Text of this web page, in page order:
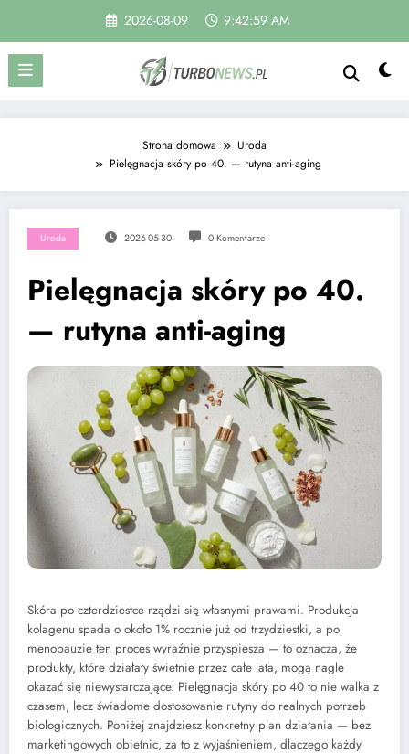
content
2026-08-09 9:43:00 AM
Strona domowa
Uroda
Pielęgnacja skóry po 40. — rutyna anti-aging
Uroda 2026-05-30 0 Komentarze
Pielęgnacja skóry po 40.
— rutyna anti-aging
Skóra po czterdziestce rządzi się własnymi prawami. Produkcja
kolagenu spada o około 1% rocznie już od trzydziestki, a po
menopauzie ten proces wyraźnie przyspiesza — to oznacza, że
produkty, które działały świetnie przez całe lata, mogą nagle
okazać się niewystarczające. Pielęgnacja skóry po 40 to nie walka z
czasem, lecz świadome dostosowanie rutyny do realnych potrzeb
biologicznych. Poniżej znajdziesz konkretny plan działania — bez
marketingowych obietnic, za to z wyjaśnieniem, dlaczego każdy